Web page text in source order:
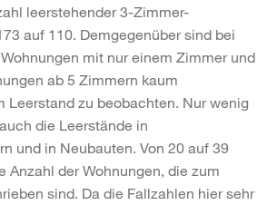
leerstehender 3-Zimmer-
auf 110. Demgegenüber sind bei
mit nur einem Zimmer und
ab 5 Zimmern kaum
Leerstand zu beobachten. Nur wenig
die Leerstände in
und in Neubauten. Von 20 auf 39
Anzahl der Wohnungen, die zum
sind. Da die Fallzahlen hier sehr